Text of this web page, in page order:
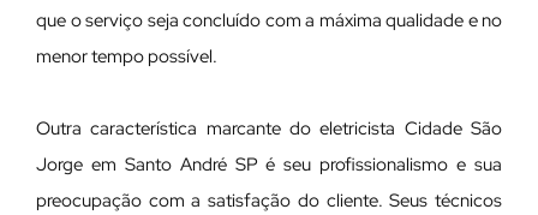
que o serviço seja concluído com a máxima qualidade e no
menor tempo possível.
Outra característica marcante do eletricista Cidade São
Jorge em Santo André SP é seu profissionalismo e sua
preocupação com a satisfação do cliente. Seus técnicos